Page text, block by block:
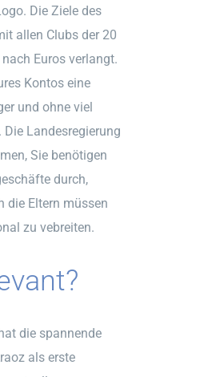
Die Ziele des
allen Clubs der 20
Euros verlangt.
Kontos eine
und ohne viel
Landesregierung
Sie benötigen
durch,
die Eltern müssen
zu vebreiten.
die spannende
als erste